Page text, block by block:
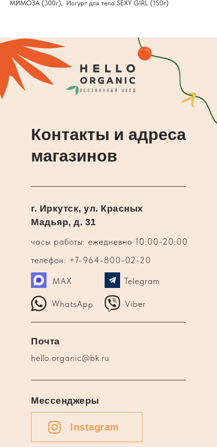
МИМОЗА (300г), Йогурт для тела SEXY GIRL (150г)
Контакты и адреса
магазинов
часы работы: ежедневно 10:00-20:00
г. Иркутск, ул. Красных
Мадьяр, д. 31
телефон: +7-964-800-02-20
WhatsApp Viber
Telegram
MAX
hello.organic@bk.ru
Почта
Instagram
Мессенджеры